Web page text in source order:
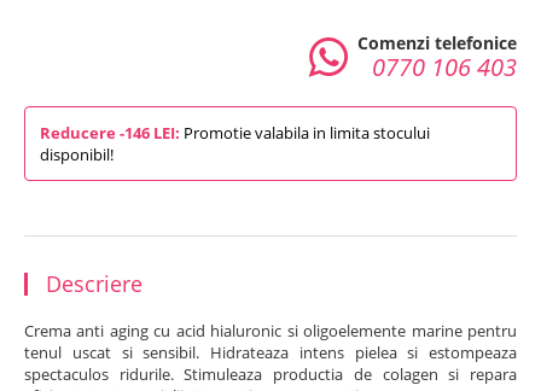
Comenzi telefonice
0770 106 403
Reducere -146 LEI: Promotie valabila in limita stocului
disponibil!
Descriere
Crema anti aging cu acid hialuronic si oligoelemente marine pentru
tenul uscat si sensibil. Hidrateaza intens pielea si estompeaza
spectaculos ridurile. Stimuleaza productia de colagen si repara